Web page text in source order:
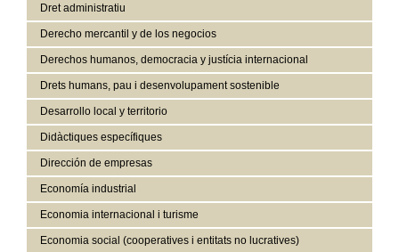
Dret administratiu
Derecho mercantil y de los negocios
Derechos humanos, democracia y justícia internacional
Drets humans, pau i desenvolupament sostenible
Desarrollo local y territorio
Didàctiques específiques
Dirección de empresas
Economía industrial
Economia internacional i turisme
Economia social (cooperatives i entitats no lucratives)